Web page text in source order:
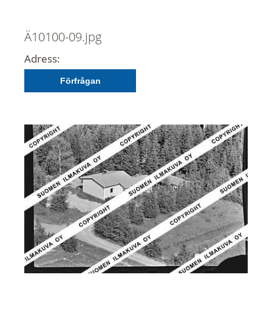
Ä10100-09.jpg
Adress:
Förfrågan